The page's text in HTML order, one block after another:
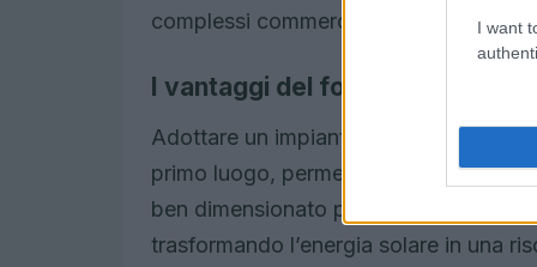
I want
complessi commerciali.
I vantaggi del fotovoltaico
Adottare un impianto fotovoltaico
primo luogo, permette di ridurre
ben dimensionato può soddisfare fino
trasformando l’energia solare in una